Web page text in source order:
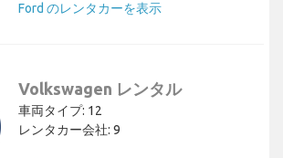
Ford のレンタカーを表示
Volkswagen レンタル
車両タイプ: 12
レンタカー会社: 9